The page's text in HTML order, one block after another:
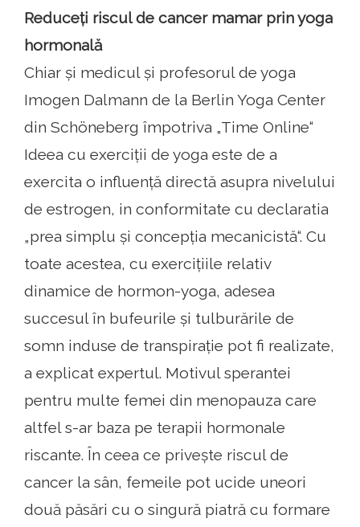
Reduceți riscul de cancer mamar prin yoga
hormonală
Chiar și medicul și profesorul de yoga
Imogen Dalmann de la Berlin Yoga Center
din Schöneberg împotriva „Time Online“
Ideea cu exerciții de yoga este de a
exercita o influență directă asupra nivelului
de estrogen, in conformitate cu declaratia
„prea simplu și concepția mecanicistă“. Cu
toate acestea, cu exercițiile relativ
dinamice de hormon-yoga, adesea
succesul în bufeurile și tulburările de
somn induse de transpirație pot fi realizate,
a explicat expertul. Motivul sperantei
pentru multe femei din menopauza care
altfel s-ar baza pe terapii hormonale
riscante. În ceea ce privește riscul de
cancer la sân, femeile pot ucide uneori
două păsări cu o singură piatră cu formare